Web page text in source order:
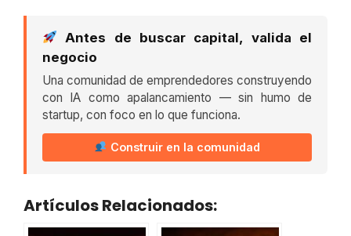
Antes de buscar capital, valida el
negocio
Una comunidad de emprendedores construyendo
con IA como apalancamiento — sin humo de
startup, con foco en lo que funciona.
Construir en la comunidad
Artículos Relacionados: